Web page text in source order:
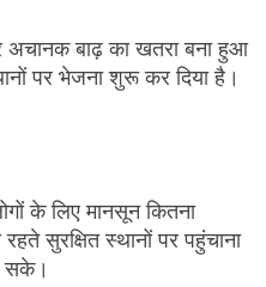
अचानक बाढ़ का खतरा बना हुआ
पर भेजना शुरू कर दिया है।
के लिए मानसून कितना
सुरक्षित स्थानों पर पहुंचाना
सके।